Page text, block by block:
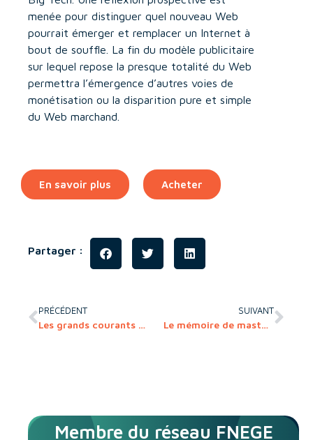
menée pour distinguer quel nouveau Web
pourrait émerger et remplacer un Internet à
bout de souffle. La fin du modèle publicitaire
sur lequel repose la presque totalité du Web
permettra l’émergence d’autres voies de
monétisation ou la disparition pure et simple
du Web marchand.
En savoir plus Acheter
Partager :
PRÉCÉDENT
Les grands courants en contrôle de gestion
SUIVANT
Le mémoire de master – 6e édition
Membre du réseau FNEGE